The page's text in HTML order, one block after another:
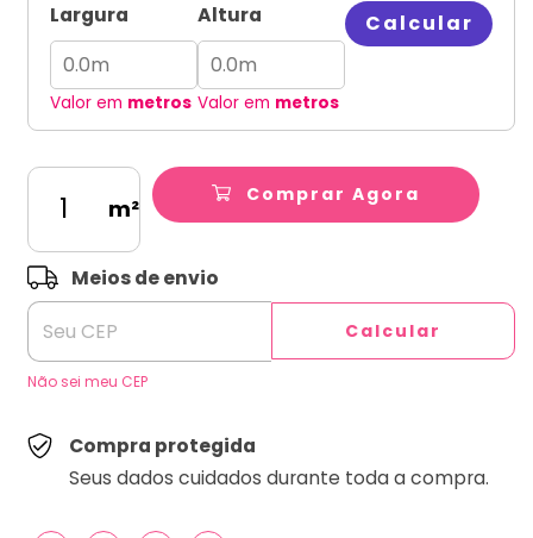
Largura
Valor em metros
Altura
Valor em metros
Calcular
m²
Comprar Agora
Entregas para o CEP:
Meios de envio
Calcular
Não sei meu CEP
Compra protegida
Seus dados cuidados durante toda a compra.